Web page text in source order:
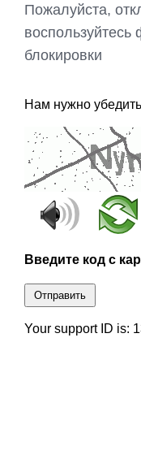
Пожалуйста,
блокировки
Нам нужно
Введите код с
Отправить
Your support ID is: